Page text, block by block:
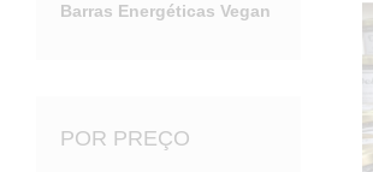
Barras Energéticas Vegan
POR PREÇO